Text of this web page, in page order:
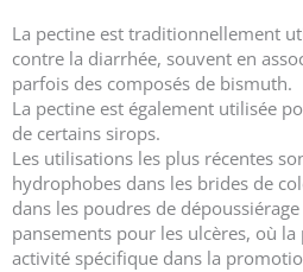
La pectine est traditionnellement
contre la diarrhée, souvent en
parfois des composés de bismuth.
La pectine est également utilisée
de certains sirops.
Les utilisations les plus récentes
hydrophobes dans les brides de
dans les poudres de
pansements pour les ulcères, où
activité spécifique dans la